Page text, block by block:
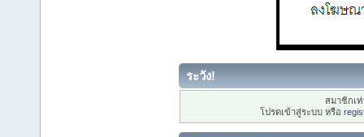
ระวัง!
สมาชิกเ
โปรดเข้าสู่ระบบ หรือ